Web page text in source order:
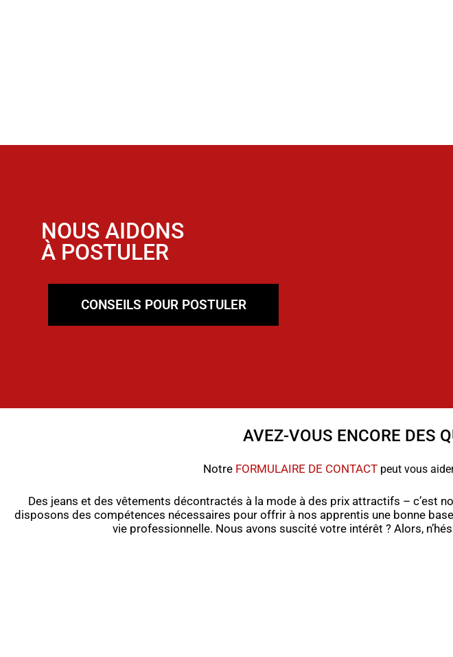
NOUS AIDONS
À POSTULER
CONSEILS POUR POSTULER
AVEZ-VOUS ENCORE DES
Notre FORMULAIRE DE CONTACT peut vous
Des jeans et des vêtements décontractés à la mode à des prix attractifs – c’est
disposons des compétences nécessaires pour offrir à nos apprentis une bonne
vie professionnelle. Nous avons suscité votre intérêt ? Alors,